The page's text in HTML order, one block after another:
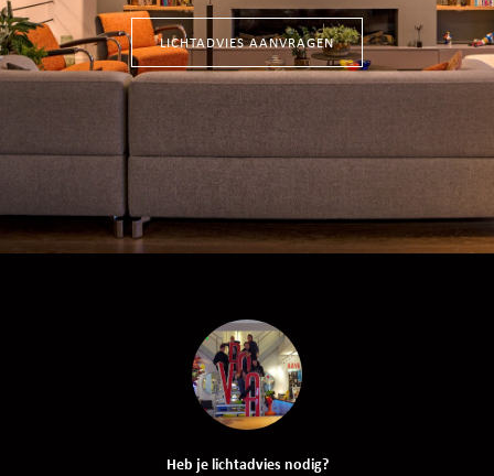
LICHTADVIES AANVRAGEN
Heb je lichtadvies nodig?